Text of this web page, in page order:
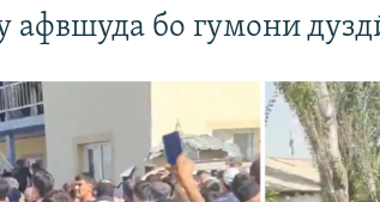
афвшуда бо гумони